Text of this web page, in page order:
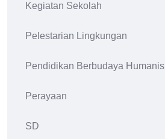
Kegiatan Sekolah
Pelestarian Lingkungan
Pendidikan Berbudaya Humanis
Perayaan
SD